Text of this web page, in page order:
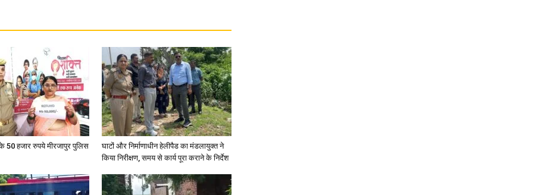
50 हजार रुपये मीरजापुर पुलिस
घाटों और निर्माणाधीन हेलीपैड का मंडलायुक्त ने
किया निरीक्षण, समय से कार्य पूरा कराने के निर्देश